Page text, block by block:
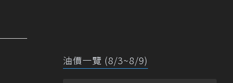
油價一覽 (8/3~8/9)